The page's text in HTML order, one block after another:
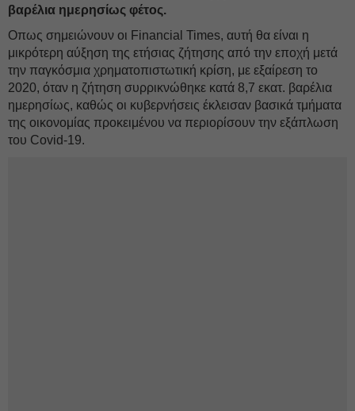
βαρέλια ημερησίως φέτος.
Οπως σημειώνουν οι Financial Times, αυτή θα είναι η
μικρότερη αύξηση της ετήσιας ζήτησης από την εποχή μετά
την παγκόσμια χρηματοπιστωτική κρίση, με εξαίρεση το
2020, όταν η ζήτηση συρρικνώθηκε κατά 8,7 εκατ. βαρέλια
ημερησίως, καθώς οι κυβερνήσεις έκλεισαν βασικά τμήματα
της οικονομίας προκειμένου να περιορίσουν την εξάπλωση
του Covid-19.